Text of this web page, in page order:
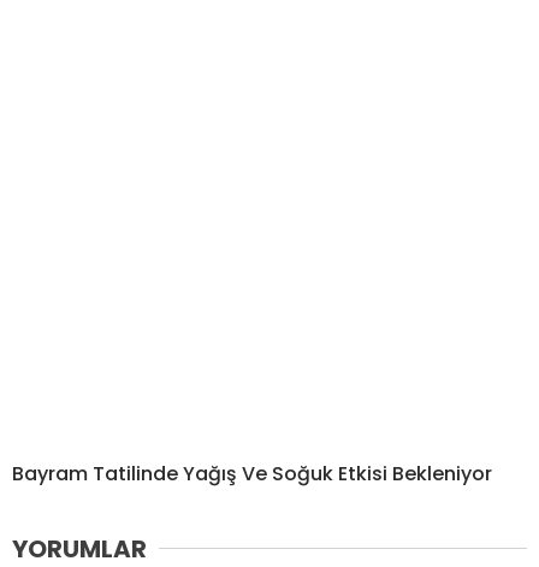
Bayram Tatilinde Yağış Ve Soğuk Etkisi Bekleniyor
YORUMLAR